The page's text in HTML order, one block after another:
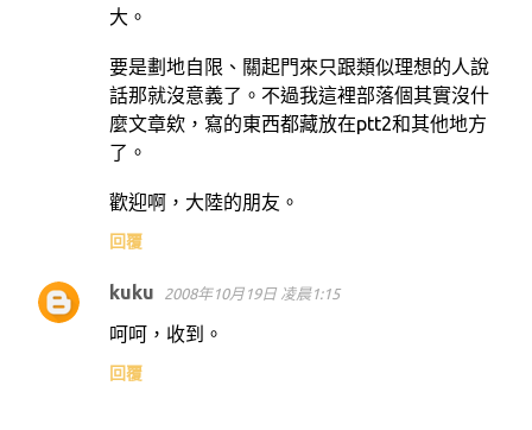
大。
要是劃地自限、關起門來只跟類似理想的人說
話那就沒意義了。不過我這裡部落個其實沒什
麼文章欸，寫的東西都藏放在ptt2和其他地方
了。
歡迎啊，大陸的朋友。
回覆
kuku 2008年10月19日 凌晨1:15
呵呵，收到。
回覆